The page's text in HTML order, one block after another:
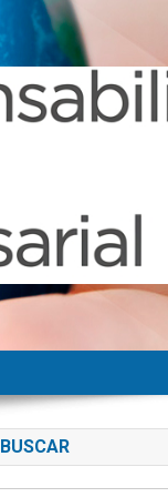
BUSCAR